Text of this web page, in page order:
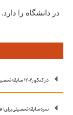
در دانشگاه را دارد.
در کنکور ۱۴۰۲ سابقه تحصیلی داوطلبان رشته انسانی چگونه محاسبه می‌شود؟
نمره سابقه تحصیلی برای